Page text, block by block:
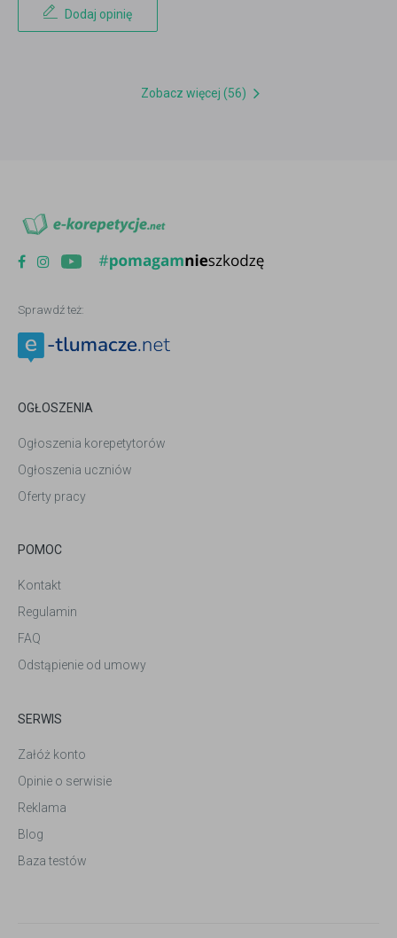
Dodaj opinię
Zobacz więcej (56)
Sprawdź też:
OGŁOSZENIA
Ogłoszenia korepetytorów
Ogłoszenia uczniów
Oferty pracy
POMOC
Kontakt
Regulamin
FAQ
Odstąpienie od umowy
SERWIS
Załóż konto
Opinie o serwisie
Reklama
Blog
Baza testów